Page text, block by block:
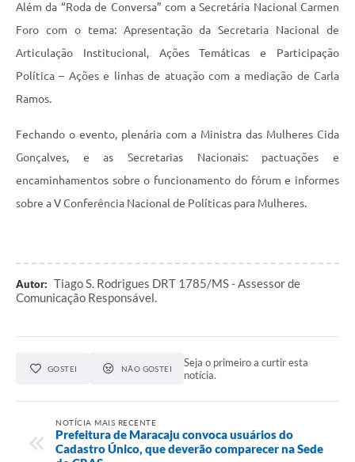
Além da “Roda de Conversa” com a Secretária Nacional Carmen
Foro com o tema: Apresentação da Secretaria Nacional de
Articulação Institucional, Ações Temáticas e Participação
Política – Ações e linhas de atuação com a mediação de Carla
Ramos.
Fechando o evento, plenária com a Ministra das Mulheres Cida
Gonçalves, e as Secretarias Nacionais: pactuações e
encaminhamentos sobre o funcionamento do fórum e informes
sobre a V Conferência Nacional de Políticas para Mulheres.
Autor: Tiago S. Rodrigues DRT 1785/MS - Assessor de
Comunicação Responsável.
GOSTEI NÃO GOSTEI
Seja o primeiro a curtir esta
notícia.
NOTÍCIA MAIS RECENTE
Prefeitura de Maracaju convoca usuários do
Cadastro Único, que deverão comparecer na Sede